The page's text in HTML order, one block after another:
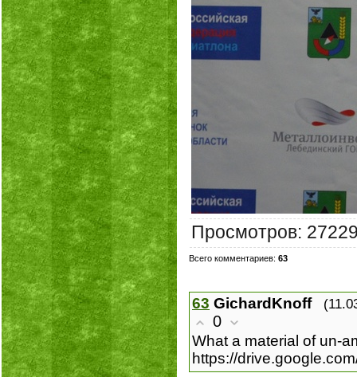
Просмотров:
Всего комментариев: 63
63 GichardKnoff
0
What a material of un-
https://